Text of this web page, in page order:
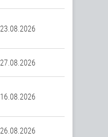
23.08.2026
27.08.2026
16.08.2026
26.08.2026